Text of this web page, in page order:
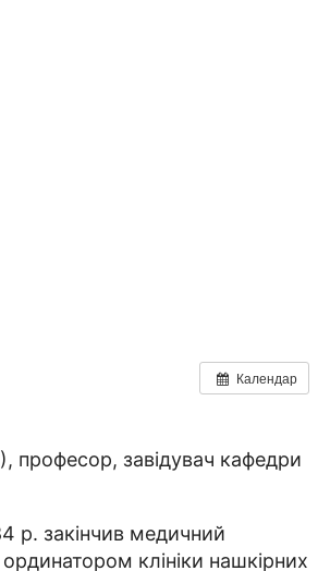
Календар
професор, завідувач кафедри
р. закінчив медичний
клініки нашкірних